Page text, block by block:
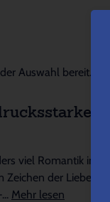
Auswahl bereit.
viel Romantik in
der Liebe,
Mehr lesen